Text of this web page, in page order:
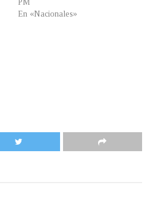
PM
En «Nacionales»